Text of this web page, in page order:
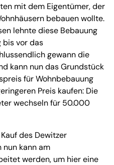
mit dem Eigentümer, der
bebauen wollte.
lehnte diese Bebauung
bis vor das
gewann die
kann nun das Grundstück
für Wohnbebauung
Preis kaufen: Die
wechseln für 50.000
des Dewitzer
nun kann am
werden, um hier eine